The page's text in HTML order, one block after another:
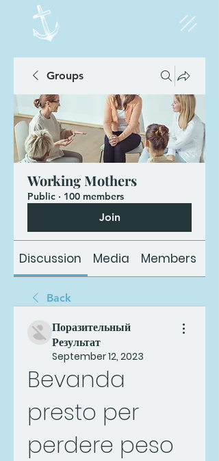
Groups
Working Mothers
Public · 100 members
Join
Discussion Media Members
Back
Поразительный
Результат
September 12, 2023
Bevanda
presto per
perdere peso